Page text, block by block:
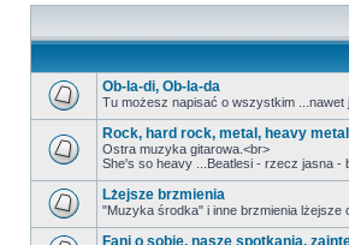
Ob-la-di, Ob-la-da
Tu możesz napisać o wszystkim ...nawet
Rock, hard rock, metal, heavy
Ostra muzyka gitarowa.<br>
She's so heavy ...Beatlesi - rzecz jasna -
Lżejsze brzmienia
"Muzyka środka" i inne brzmienia lżejsze
Fani o sobie, nasze spotkania,